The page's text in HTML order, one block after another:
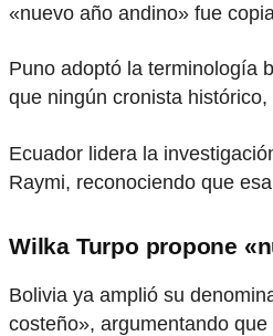
«nuevo año andino» fue
Puno adoptó la terminología
que ningún cronista
Ecuador lidera la
Raymi, reconociendo que
Wilka Turpo propone
Bolivia ya amplió su
costeño», argumentando